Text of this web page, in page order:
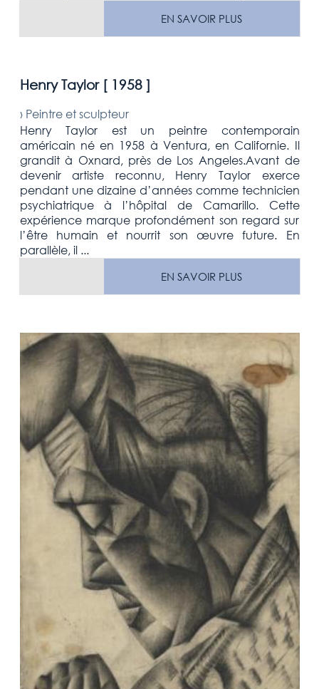
EN SAVOIR PLUS
Henry Taylor [ 1958]
› Peintre et sculpteur
Henry Taylor est un peintre contemporain
américain né en 1958 à Ventura, en Californie. Il
grandit à Oxnard, près de Los Angeles.Avant de
devenir artiste reconnu, Henry Taylor exerce
pendant une dizaine d’années comme technicien
psychiatrique à l’hôpital de Camarillo. Cette
expérience marque profondément son regard sur
l’être humain et nourrit son œuvre future. En
parallèle, il ...
EN SAVOIR PLUS